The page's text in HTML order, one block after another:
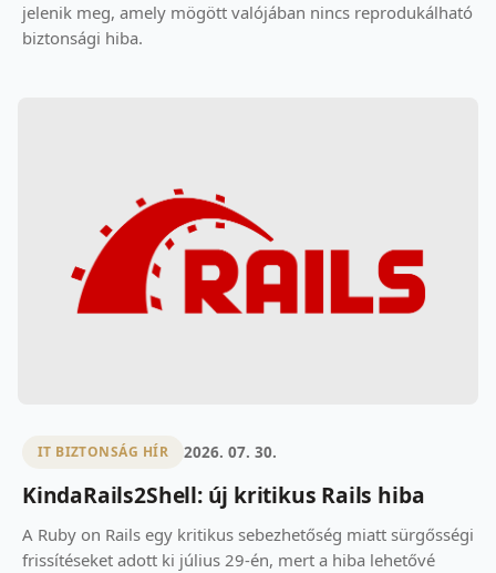
jelenik meg, amely mögött valójában nincs reprodukálható
biztonsági hiba.
IT BIZTONSÁG HÍR 2026. 07. 30.
KindaRails2Shell: új kritikus Rails hiba
A Ruby on Rails egy kritikus sebezhetőség miatt sürgősségi
frissítéseket adott ki július 29-én, mert a hiba lehetővé